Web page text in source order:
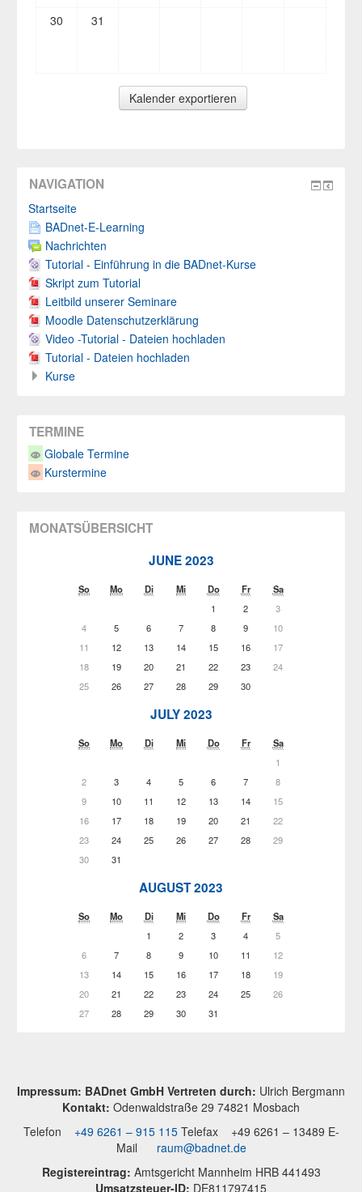
30 31
NAVIGATION
Startseite
BADnet-E-Learning
Nachrichten
Tutorial - Einführung in die BADnet-Kurse
Skript zum Tutorial
Leitbild unserer Seminare
Moodle Datenschutzerklärung
Video -Tutorial - Dateien hochladen
Tutorial - Dateien hochladen
Kurse
TERMINE
Globale Termine
Kurstermine
MONATSÜBERSICHT
JUNE 2023
So Mo Di Mi Do Fr
Sa
1
2
3
4
5 6 7 8 9
10
11
12 13 14 15 16
17
18
19 20 21 22 23
24
25
26 27 28 29 30
JULY 2023
So Mo Di Mi Do Fr
Sa
1
2
3 4 5 6 7
8
9
10 11 12 13 14
15
16
17 18 19 20 21
22
23
24 25 26 27 28
29
30
31
AUGUST 2023
So Mo Di Mi Do Fr
Sa
1
2 3 4
5
6
7 8 9 10 11
12
13
14 15 16 17 18
19
20
21 22 23 24 25
26
27
28 29 30 31
Impressum: BADnet GmbH Vertreten durch: Ulrich Bergmann
Kontakt: Odenwaldstraße 29 74821 Mosbach
Telefon
+49 6261 – 915 115Telefax +49 6261 – 13489 E-
Mail raum@badnet.de
Registereintrag: Amtsgericht Mannheim HRB 441493
Umsatzsteuer-ID: DE811797415